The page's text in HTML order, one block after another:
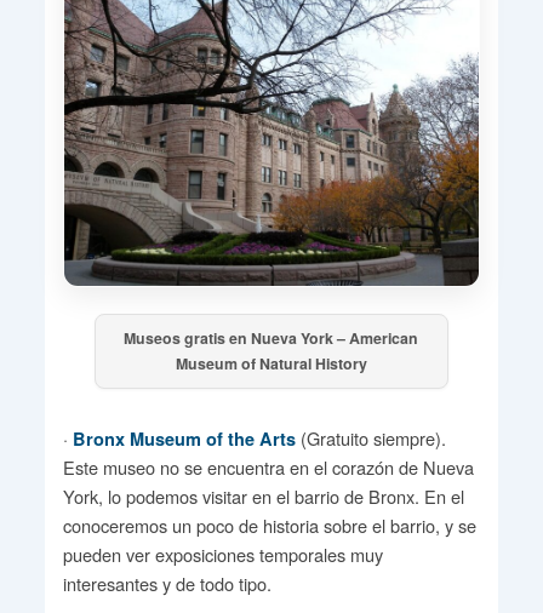
Museos gratis en Nueva York – American
Museum of Natural History
· Bronx Museum of the Arts(Gratuito siempre).
Este museo no se encuentra en el corazón de Nueva
York, lo podemos visitar en el barrio de Bronx. En el
conoceremos un poco de historia sobre el barrio, y se
pueden ver exposiciones temporales muy
interesantes y de todo tipo.